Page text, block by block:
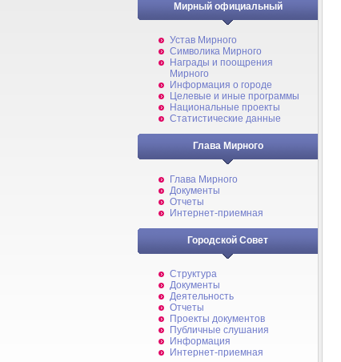
Мирный официальный
Устав Мирного
Символика Мирного
Награды и поощрения
Мирного
Информация о городе
Целевые и иные программы
Национальные проекты
Статистические данные
Глава Мирного
Глава Мирного
Документы
Отчеты
Интернет-приемная
Городской Совет
Структура
Документы
Деятельность
Отчеты
Проекты документов
Публичные слушания
Информация
Интернет-приемная